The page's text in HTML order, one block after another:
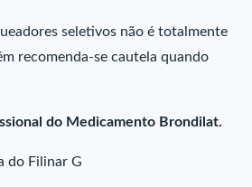
seletivos não é totalmente
recomenda-se cautela quando
do Medicamento Brondilat.
do Filinar G